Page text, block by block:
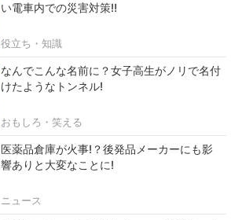
い電車内での災害対策‼
役立ち・知識
なんでこんな名前に？女子高生がノリで名付
けたようなトンネル!
おもしろ・笑える
医薬品倉庫が火事!？後発品メーカーにも影
響ありと大変なことに!
ニュース